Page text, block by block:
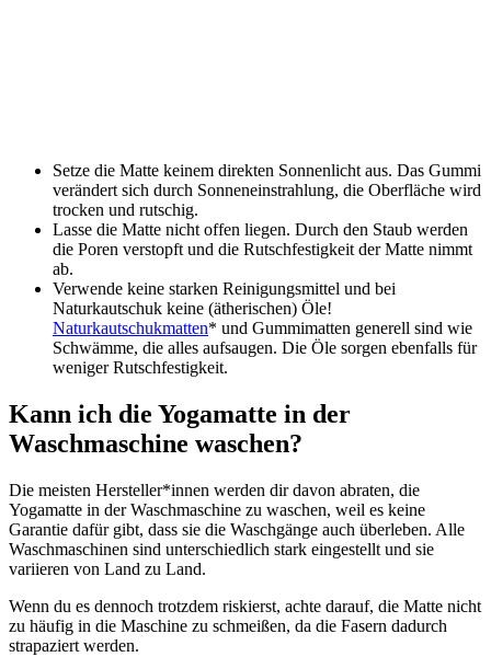
Setze die Matte keinem direkten Sonnenlicht aus. Das Gummi
verändert sich durch Sonneneinstrahlung, die Oberfläche wird
trocken und rutschig.
Lasse die Matte nicht offen liegen. Durch den Staub werden
die Poren verstopft und die Rutschfestigkeit der Matte nimmt
ab.
Verwende keine starken Reinigungsmittel und bei
Naturkautschuk keine (ätherischen) Öle!
Naturkautschukmatten* und Gummimatten generell sind wie
Schwämme, die alles aufsaugen. Die Öle sorgen ebenfalls für
weniger Rutschfestigkeit.
Kann ich die Yogamatte in der
Waschmaschine waschen?
Die meisten Hersteller*innen werden dir davon abraten, die
Yogamatte in der Waschmaschine zu waschen, weil es keine
Garantie dafür gibt, dass sie die Waschgänge auch überleben. Alle
Waschmaschinen sind unterschiedlich stark eingestellt und sie
variieren von Land zu Land.
Wenn du es dennoch trotzdem riskierst, achte darauf, die Matte nicht
zu häufig in die Maschine zu schmeißen, da die Fasern dadurch
strapaziert werden.